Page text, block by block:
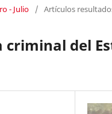
- Julio / Artículos
del